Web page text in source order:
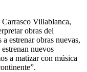
Villablanca,
obras del
estrenar obras nuevas,
nuevos
a matizar con música